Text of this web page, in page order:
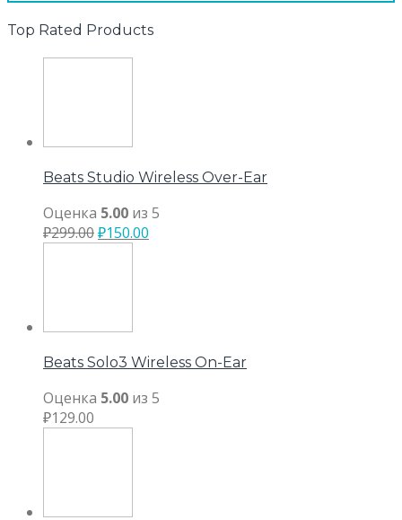
Top Rated Products
Beats Studio Wireless Over-Ear
Оценка 5.00 из 5
₽299.00₽150.00
Beats Solo3 Wireless On-Ear
Оценка 5.00 из 5
₽129.00